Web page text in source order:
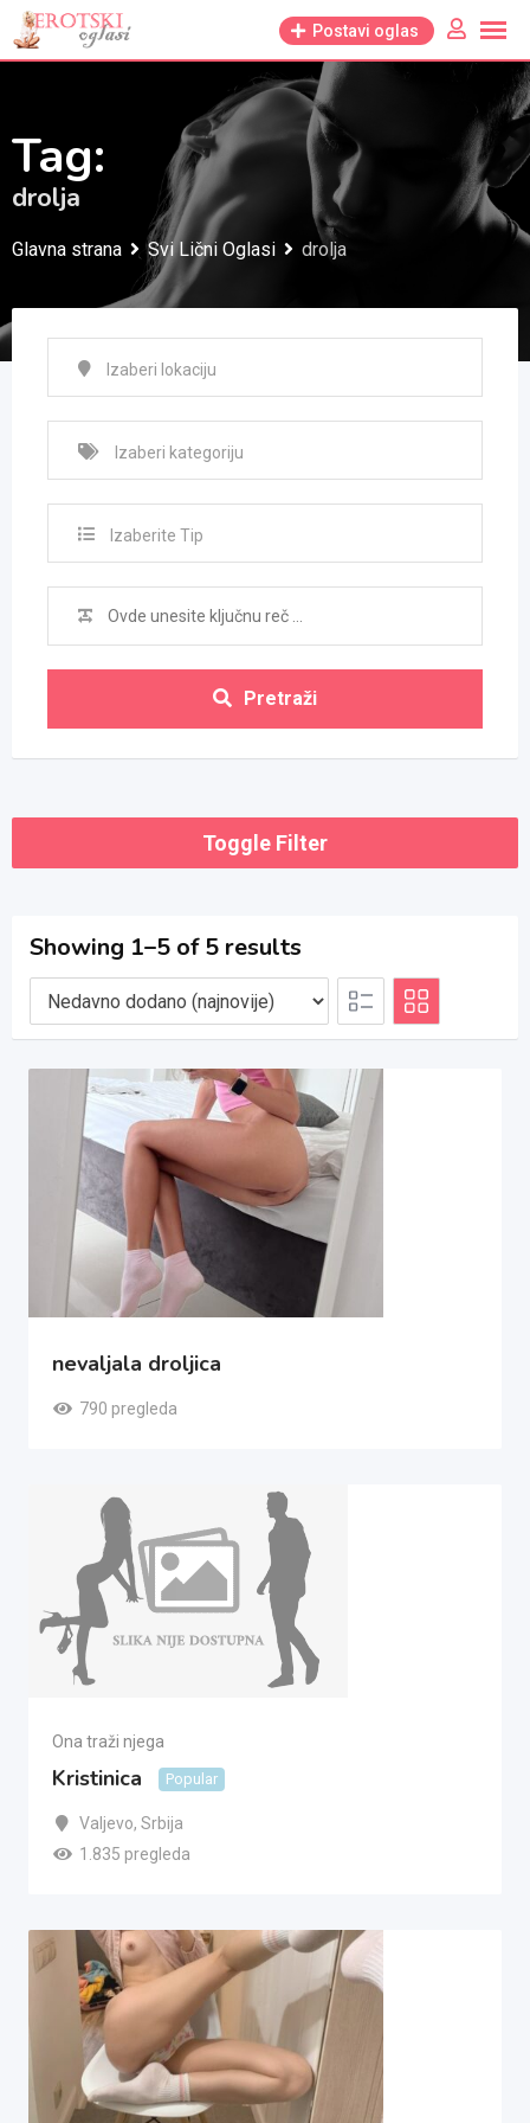
Skip
to
Postavi oglas
Tag:
drolja
Glavna strana Svi Lični Oglasi drolja
Izaberite Tip
Pretraži
Toggle Filter
Showing 1–5 of 5 results
nevaljala droljica
790 pregleda
Ona traži njega
Kristinica Popular
Valjevo, Srbija
1.835 pregleda